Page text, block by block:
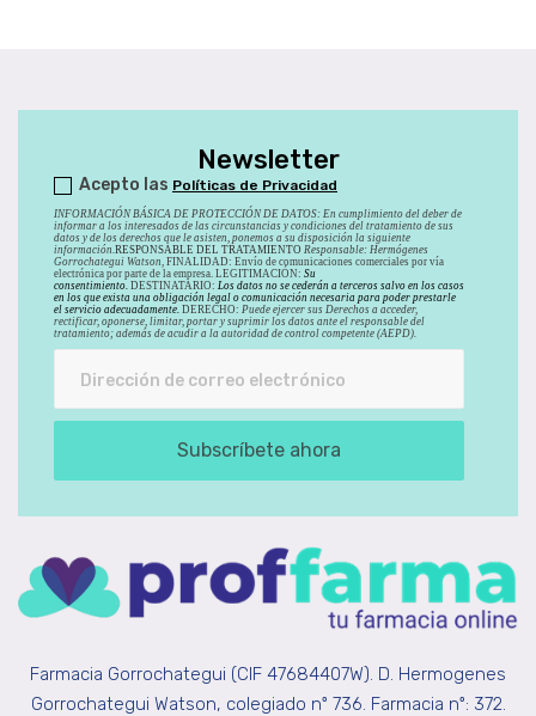
Newsletter
Acepto las Políticas de Privacidad
INFORMACIÓN BÁSICA DE PROTECCIÓN DE DATOS: En cumplimiento del deber de
informar a los interesados de las circunstancias y condiciones del tratamiento de sus
datos y de los derechos que le asisten, ponemos a su disposición la siguiente
información.RESPONSABLE DEL TRATAMIENTO Responsable: Hermógenes
Gorrochategui Watson, FINALIDAD: Envío de comunicaciones comerciales por vía
electrónica por parte de la empresa. LEGITIMACIÓN: Su
consentimiento. DESTINATARIO: Los datos no se cederán a terceros salvo en los casos
en los que exista una obligación legal o comunicación necesaria para poder prestarle
el servicio adecuadamente. DERECHO: Puede ejercer sus Derechos a acceder,
rectificar, oponerse, limitar, portar y suprimir los datos ante el responsable del
tratamiento; además de acudir a la autoridad de control competente (AEPD).
Subscríbete ahora
Farmacia Gorrochategui (CIF 47684407W). D. Hermogenes
Gorrochategui Watson, colegiado nº 736. Farmacia nº: 372.